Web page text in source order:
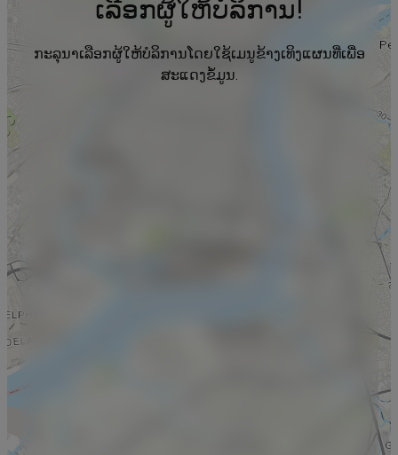
ເລືອກຜູ້ໃຫ້ບໍລິການ!
ກະລຸນາເລືອກຜູ້ໃຫ້ບໍລິການໂດຍໃຊ້ເມນູຂ້າງເທິງແຜນທີ່ເພື່ອ
ສະແດງຂໍ້ມູນ.